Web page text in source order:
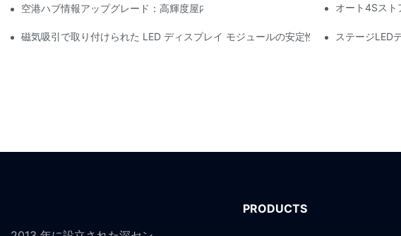
空港ハブ情報アップグレード：高輝度屋内LEDスクリーン向け飛行動力警告システム
オート4Sスト
磁気吸引で取り付けられた LED ディスプレイ モジュールの安定性はどの程度ですか?
ステージLED
PRODUCTS